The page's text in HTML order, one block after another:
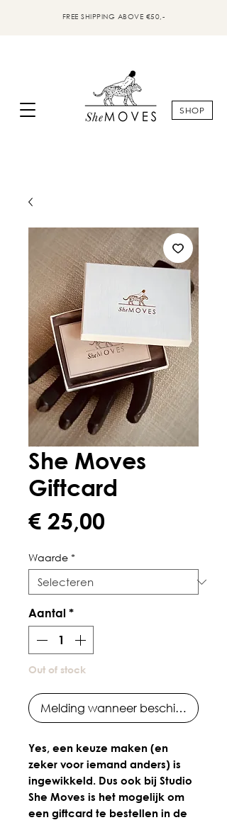
FREE SHIPPING ABOVE €50,-
SHOP
She Moves
Giftcard
€ 25,00
Waarde *
Aantal *
Out of stock
Melding wanneer beschikbaar
Yes, een keuze maken (en
zeker voor iemand anders) is
ingewikkeld. Dus ook bij Studio
She Moves is het mogelijk om
een giftcard te bestellen in de